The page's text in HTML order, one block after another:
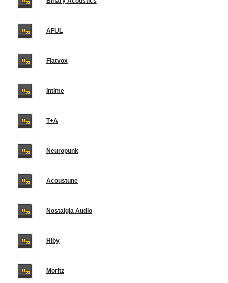
AFUL
Flatvox
Intime
T+A
Neuropunk
Acoustune
Nostalgia Audio
Hiby
Moritz